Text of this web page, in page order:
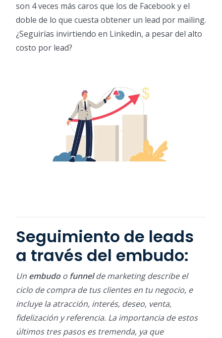
son 4 veces más caros que los de Facebook y el
doble de lo que cuesta obtener un lead por mailing.
¿Seguirías invirtiendo en Linkedin, a pesar del alto
costo por lead?
Seguimiento de leads
a través del embudo:
Un embudoo funnelde marketing describe el
ciclo de compra de tus clientes en tu negocio, e
incluye la atracción, interés, deseo, venta,
fidelización y referencia. La importancia de estos
últimos tres pasos es tremenda, ya que